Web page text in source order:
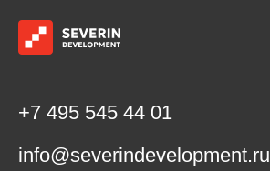
+7 495 545 44 01
info@severindevelopment.ru